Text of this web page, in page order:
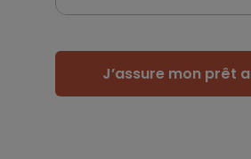
J’assure mon prêt